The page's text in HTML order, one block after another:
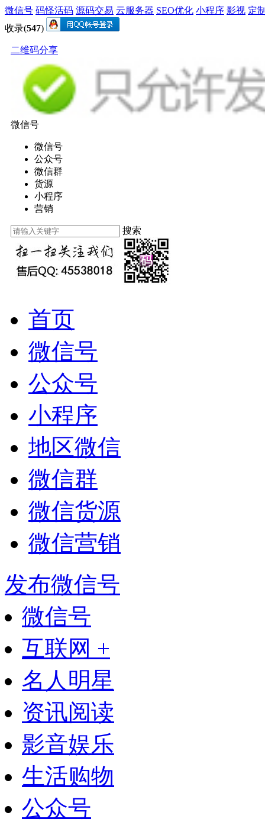
微信号 码怪活码 源码交易 云服务器 SEO优化 小程序 影视 定
收录(547)
二维码分享
微信号
微信号
公众号
微信群
货源
小程序
营销
搜索
首页
微信号
公众号
小程序
地区微信
微信群
微信货源
微信营销
发布微信号
微信号
互联网 +
名人明星
资讯阅读
影音娱乐
生活购物
公众号